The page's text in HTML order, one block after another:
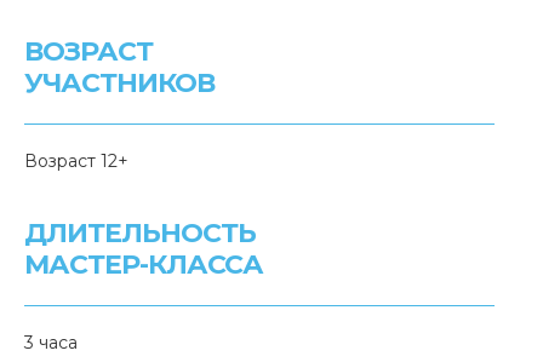
ВОЗРАСТ
УЧАСТНИКОВ
Возраст 12+
ДЛИТЕЛЬНОСТЬ
МАСТЕР-КЛАССА
3 часа